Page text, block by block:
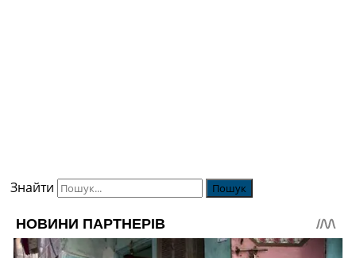
Знайти